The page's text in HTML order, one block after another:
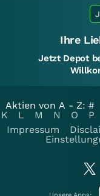
Ihre
Jetzt Depot
Aktien von A - Z: #
K
L M N O P
Impressum